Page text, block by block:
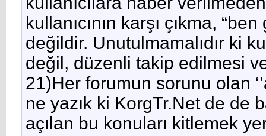
kullanıcının karşı çıkma,
değildir. Unutulmamalıdır ki
değil, düzenli takip edilmesi
21)Her forumun sorunu olan
ne yazık ki KorgTr.Net de de
açılan bu konuları kitlemek